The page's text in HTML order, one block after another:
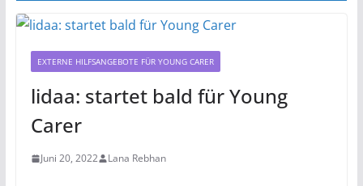
EXTERNE HILFSANGEBOTE FÜR YOUNG CARER
lidaa: startet bald für Young
Carer
Juni 20, 2022 Lana Rebhan